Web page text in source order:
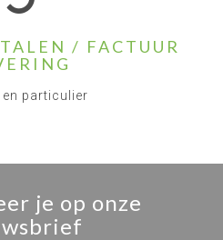
/ FACTUUR
en particulier
je op onze